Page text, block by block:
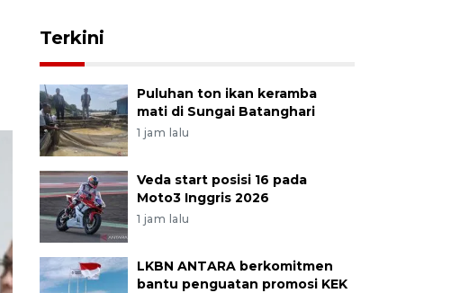
Terkini
Puluhan ton ikan keramba
mati di Sungai Batanghari
1 jam lalu
Veda start posisi 16 pada
Moto3 Inggris 2026
1 jam lalu
LKBN ANTARA berkomitmen
bantu penguatan promosi KEK